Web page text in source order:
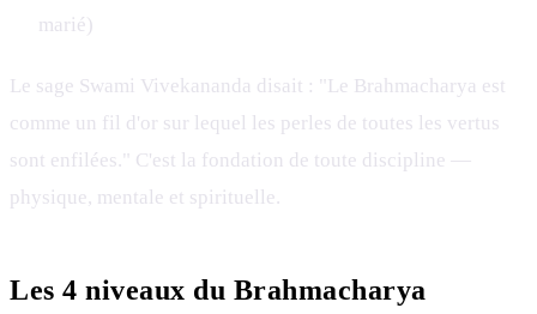
marié)
Le sage Swami Vivekananda disait : "Le Brahmacharya est
comme un fil d'or sur lequel les perles de toutes les vertus
sont enfilées." C'est la fondation de toute discipline —
physique, mentale et spirituelle.
Les 4 niveaux du Brahmacharya